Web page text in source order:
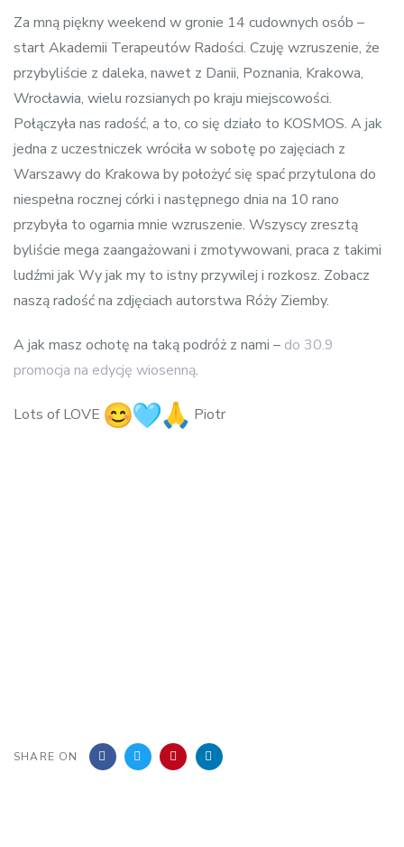
Za mną piękny weekend w gronie 14 cudownych osób –
start Akademii Terapeutów Radości. Czuję wzruszenie, że
przybyliście z daleka, nawet z Danii, Poznania, Krakowa,
Wrocławia, wielu rozsianych po kraju miejscowości.
Połączyła nas radość, a to, co się działo to KOSMOS. A jak
jedna z uczestniczek wróciła w sobotę po zajęciach z
Warszawy do Krakowa by położyć się spać przytulona do
niespełna rocznej córki i następnego dnia na 10 rano
przybyła to ogarnia mnie wzruszenie. Wszyscy zresztą
byliście mega zaangażowani i zmotywowani, praca z takimi
ludźmi jak Wy jak my to istny przywilej i rozkosz. Zobacz
naszą radość na zdjęciach autorstwa Róży Ziemby.
A jak masz ochotę na taką podróż z nami – do 30.9
promocja na edycję wiosenną.
Lots of LOVE Piotr
SHARE ON
navigation